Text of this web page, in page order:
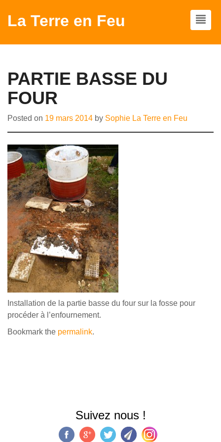
La Terre en Feu
PARTIE BASSE DU
FOUR
Posted on 19 mars 2014 by Sophie La Terre en Feu
Installation de la partie basse du four sur la fosse pour
procéder à l’enfournement.
Bookmark the permalink.
Suivez nous !